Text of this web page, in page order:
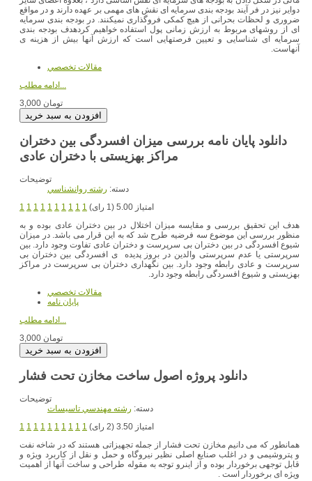
دوایر نیز در فر آیند بودجه بندی سرمایه ای نقش های مهمی بر عهده دارند و در مواقع
ضروری و لحظات بحرانی از هیچ کمکی فروگذاری نمیکنند. در بودجه بندی سرمایه
ای از روشهای مربوط به ارزش زمانی پول استفاده خواهیم کردهدف بودجه بندی
سرمایه ای شناسایی و تعیین فرصتهایی است که ارزش آنها بیش از هزینه ی
آنهاست.
مقالات تخصصي
ادامه مطلب...
3,000 تومان
دانلود پایان نامه بررسی میزان افسردگی بین دختران
مراکز بهزیستی با دختران عادی
توضیحات
دسته: رشته روانشناسي
1 1 1 1 1 1 1 1 1 1
امتیاز 5.00 (1 رای)
هدف این تحقیق بررسی و مقایسه میزان اختلال در بین دختران عادی بوده و به
منظور بررسی این موضوع سه فرضیه طرح شد که به این قرار می باشد. در میزان
شیوع افسردگی در بین دختران بی سرپرست و دختران عادی تفاوت وجود دارد. بین
سرپرستی یا عدم سرپرستی والدین در بروز پدیده ی افسردگی بین دختران بی
سرپرست و عادی رابطه وجود دارد. بین نگهداری دختران بی سرپرست در مراکز
بهزیستی و شیوع افسردگی رابطه وجود دارد.
مقالات تخصصي
پایان نامه
ادامه مطلب...
3,000 تومان
دانلود پروژه اصول ساخت مخازن تحت فشار
توضیحات
دسته: رشته مهندسي تاسيسات
1 1 1 1 1 1 1 1 1 1
امتیاز 3.50 (2 رای)
همانطور که می دانیم مخازن تحت فشار از جمله تجهیزاتی هستند که در شاخه نفت
و پتروشیمی و در اغلب صنایع اصلی نظیر نیروگاه و حمل و نقل از کاربرد ویژه و
قابل توجهی برخوردار بوده و از اینرو توجه به مقوله طراحی و ساخت آنها از اهمیت
ویژه ای برخوردار است .